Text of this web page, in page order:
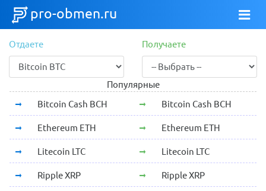
pro-obmen.ru
Отдаете Получаете
Популярные
Bitcoin Cash BCH
Bitcoin Cash BCH
Ethereum ETH Ethereum ETH
Litecoin LTC Litecoin LTC
Ripple XRP Ripple XRP